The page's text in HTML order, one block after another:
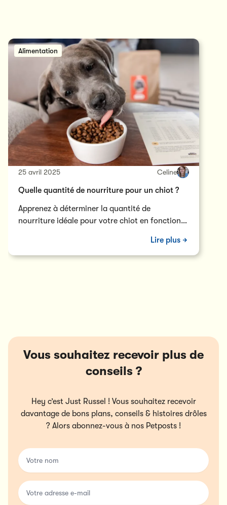
Alimentation
25 avril 2025 Celine
Quelle quantité de nourriture pour un chiot ?
Apprenez à déterminer la quantité de
nourriture idéale pour votre chiot en fonction
Lire plus
Vous souhaitez recevoir plus de
conseils ?
Hey c’est Just Russel ! Vous souhaitez recevoir
davantage de bons plans, conseils & histoires drôles
? Alors abonnez-vous à nos Petposts !
Votre nom
Votre adresse e-mail